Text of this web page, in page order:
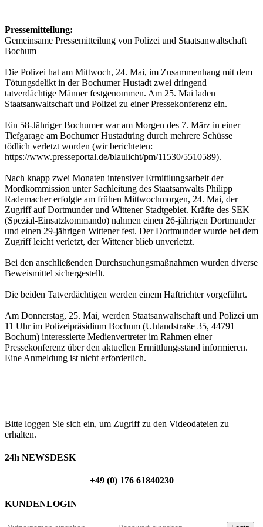
Pressemitteilung:
Gemeinsame Pressemitteilung von Polizei und Staatsanwaltschaft
Bochum
Die Polizei hat am Mittwoch, 24. Mai, im Zusammenhang mit dem
Tötungsdelikt in der Bochumer Hustadt zwei dringend
tatverdächtige Männer festgenommen. Am 25. Mai laden
Staatsanwaltschaft und Polizei zu einer Pressekonferenz ein.
Ein 58-Jähriger Bochumer war am Morgen des 7. März in einer
Tiefgarage am Bochumer Hustadtring durch mehrere Schüsse
tödlich verletzt worden (wir berichteten:
https://www.presseportal.de/blaulicht/pm/11530/5510589).
Nach knapp zwei Monaten intensiver Ermittlungsarbeit der
Mordkommission unter Sachleitung des Staatsanwalts Philipp
Rademacher erfolgte am frühen Mittwochmorgen, 24. Mai, der
Zugriff auf Dortmunder und Wittener Stadtgebiet. Kräfte des SEK
(Spezial-Einsatzkommando) nahmen einen 26-jährigen Dortmunder
und einen 29-jährigen Wittener fest. Der Dortmunder wurde bei dem
Zugriff leicht verletzt, der Wittener blieb unverletzt.
Bei den anschließenden Durchsuchungsmaßnahmen wurden diverse
Beweismittel sichergestellt.
Die beiden Tatverdächtigen werden einem Haftrichter vorgeführt.
Am Donnerstag, 25. Mai, werden Staatsanwaltschaft und Polizei um
11 Uhr im Polizeipräsidium Bochum (Uhlandstraße 35, 44791
Bochum) interessierte Medienvertreter im Rahmen einer
Pressekonferenz über den aktuellen Ermittlungsstand informieren.
Eine Anmeldung ist nicht erforderlich.
Bitte loggen Sie sich ein, um Zugriff zu den Videodateien zu
erhalten.
24h NEWSDESK
+49 (0) 176 61840230
KUNDENLOGIN